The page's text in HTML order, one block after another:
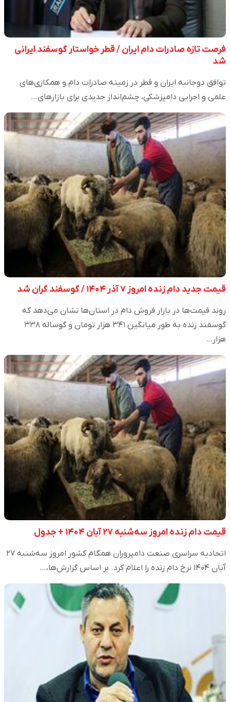
فرصت تازه صادرات دام ایران / قطر خواستار گوسفند ایرانی
شد
توافق دوجانبه ایران و قطر در زمینه صادرات دام و همکاری‌های
علمی و اجرایی دامپزشکی، چشم‌انداز جدیدی برای بازارهای…
قیمت جدید دام‌ زنده امروز ۷ آذر ۱۴۰۴ / گوسفند گران شد
روند قیمت‌ها در بازار فروش دام در استان‌ها نشان می‌دهد که
گوسفند زنده به طور میانگین ۳۴۱ هزار تومان و گوساله ۳۳۸
هزار…
قیمت دام زنده امروز سه‌شنبه ۲۷ آبان ۱۴۰۴ + جدول
اتحادیه سراسری صنعت دامپروران همگام کشور امروز سه‌شنبه ۲۷
آبان ۱۴۰۴ نرخ دام زنده را اعلام کرد. بر اساس گزارش‌ها،…